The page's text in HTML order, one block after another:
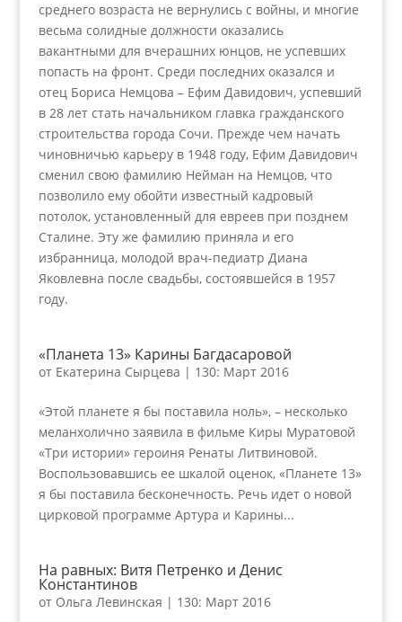
среднего возраста не вернулись с войны, и многие
весьма солидные должности оказались
вакантными для вчерашних юнцов, не успевших
попасть на фронт. Среди последних оказался и
отец Бориса Немцова – Ефим Давидович, успевший
в 28 лет стать начальником главка гражданского
строительства города Сочи. Прежде чем начать
чиновничью карьеру в 1948 году, Ефим Давидович
сменил свою фамилию Нейман на Немцов, что
позволило ему обойти известный кадровый
потолок, установленный для евреев при позднем
Сталине. Эту же фамилию приняла и его
избранница, молодой врач-педиатр Диана
Яковлевна после свадьбы, состоявшейся в 1957
году.
«Планета 13» Карины Багдасаровой
от Екатерина Сырцева | 130: Март 2016
«Этой планете я бы поставила ноль», – несколько
меланхолично заявила в фильме Киры Муратовой
«Три истории» героиня Ренаты Литвиновой.
Воспользовавшись ее шкалой оценок, «Планете 13»
я бы поставила бесконечность. Речь идет о новой
цирковой программе Артура и Карины...
На равных: Витя Петренко и Денис
Константинов
от Ольга Левинская | 130: Март 2016